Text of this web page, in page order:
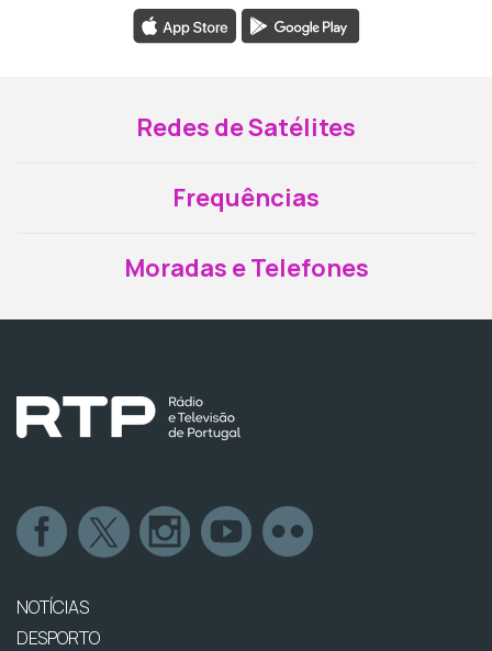
Redes de Satélites
Frequências
Moradas e Telefones
NOTÍCIAS
DESPORTO